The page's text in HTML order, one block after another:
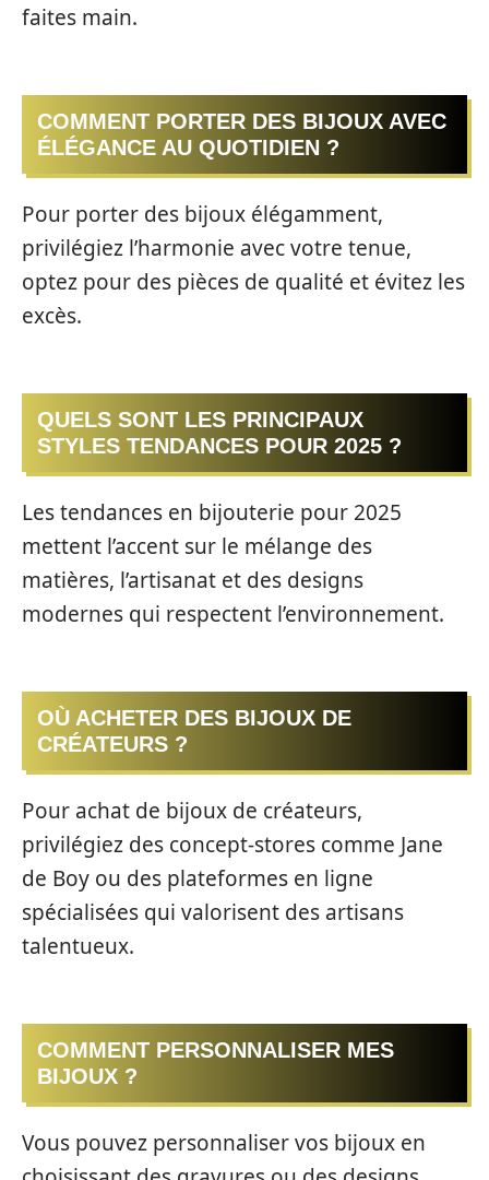
faites main.
COMMENT PORTER DES BIJOUX AVEC
ÉLÉGANCE AU QUOTIDIEN ?
Pour porter des bijoux élégamment,
privilégiez l’harmonie avec votre tenue,
optez pour des pièces de qualité et évitez les
excès.
QUELS SONT LES PRINCIPAUX
STYLES TENDANCES POUR 2025 ?
Les tendances en bijouterie pour 2025
mettent l’accent sur le mélange des
matières, l’artisanat et des designs
modernes qui respectent l’environnement.
OÙ ACHETER DES BIJOUX DE
CRÉATEURS ?
Pour achat de bijoux de créateurs,
privilégiez des concept-stores comme Jane
de Boy ou des plateformes en ligne
spécialisées qui valorisent des artisans
talentueux.
COMMENT PERSONNALISER MES
BIJOUX ?
Vous pouvez personnaliser vos bijoux en